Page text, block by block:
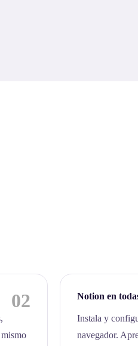
02 Notion en
Instala y
navegador.